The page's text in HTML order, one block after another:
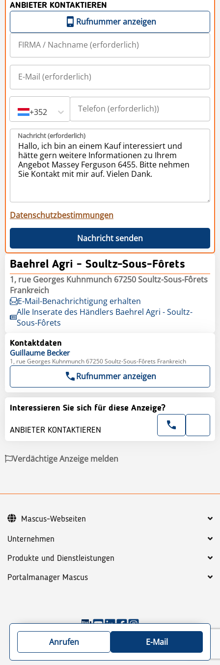
ANBIETER KONTAKTIEREN
Rufnummer anzeigen
+352
Nachricht (erforderlich)
Datenschutzbestimmungen
Nachricht senden
Baehrel Agri - Soultz-Sous-Fôrets
1, rue Georges Kuhnmunch 67250 Soultz-Sous-Fôrets
Frankreich
E-Mail-Benachrichtigung erhalten
Alle Inserate des Händlers Baehrel Agri - Soultz-
Sous-Fôrets
Kontaktdaten
Guillaume Becker
1, rue Georges Kuhnmunch 67250 Soultz-Sous-Fôrets Frankreich
Rufnummer anzeigen
Interessieren Sie sich für diese Anzeige?
ANBIETER KONTAKTIEREN
Verdächtige Anzeige melden
Unternehmen
Produkte und Dienstleistungen
Portalmanager Mascus
Mascus AGB
Datenschutzbestimmungen
Sitemap
Mascus-Webseiten
Anrufen E-Mail